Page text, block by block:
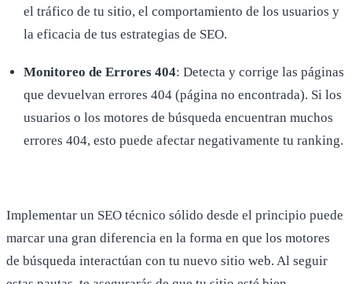
el tráfico de tu sitio, el comportamiento de los usuarios y
la eficacia de tus estrategias de SEO.
Monitoreo de Errores 404: Detecta y corrige las páginas
que devuelvan errores 404 (página no encontrada). Si los
usuarios o los motores de búsqueda encuentran muchos
errores 404, esto puede afectar negativamente tu ranking.
Implementar un SEO técnico sólido desde el principio puede
marcar una gran diferencia en la forma en que los motores
de búsqueda interactúan con tu nuevo sitio web. Al seguir